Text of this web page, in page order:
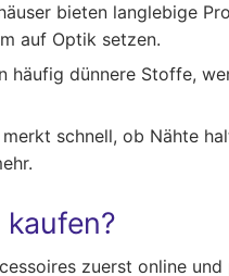
bieten langlebige
auf Optik setzen.
häufig dünnere Stoffe,
schnell, ob Nähte
zuerst online